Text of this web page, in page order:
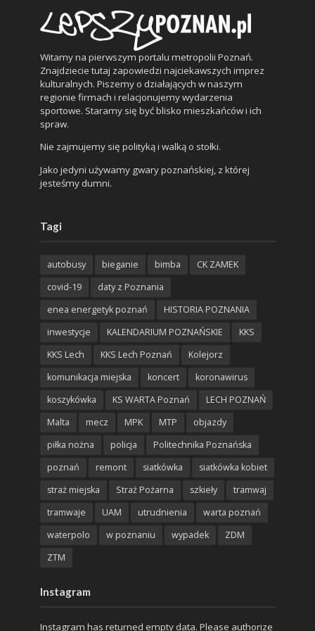
Witamy na pierwszym portalu metropolii Poznań.
Znajdziecie tutaj zapowiedzi najciekawszych imprez
kulturalnych. Piszemy o działających w naszym
regionie firmach i relacjonujemy wydarzenia
sportowe. Staramy się być blisko mieszkańców i ich
spraw.
Nie zajmujemy się polityką i walką o stołki.
Jako jedyni używamy gwary poznańskiej, z której
jesteśmy dumni.
Tagi
autobusy bieganie bimba
CK ZAMEK
covid-19
daty z Poznania
enea energetyk poznań
HISTORIA POZNANIA
inwestycje
KALENDARIUM POZNAŃSKIE
KKS
KKS Lech
KKS Lech Poznań
Kolejorz
komunikacja miejska
koncert
koronawirus
koszykówka
KS WARTA Poznań
LECH POZNAŃ
Malta
mecz MPK MTP
objazdy
piłka nożna
policja
Politechnika Poznańska
poznań
remont siatkówka
siatkówka kobiet
straż miejska
Straż Pożarna szkieły
tramwaj
tramwaje
UAM utrudnienia
warta poznań
waterpolo
w poznaniu wypadek
ZDM
ZTM
Instagram
Instagram has returned empty data. Please authorize